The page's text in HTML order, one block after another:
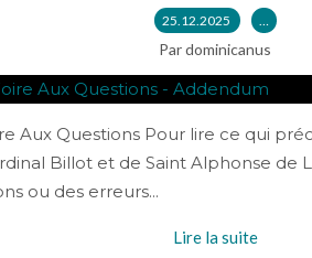
25.12.2025 …
Par dominicanus
Aux Questions Pour lire ce qui
Billot et de Saint Alphonse de
ou des erreurs...
Lire la suite